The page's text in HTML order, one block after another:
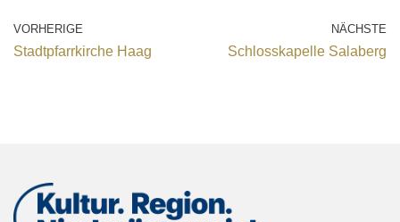
VORHERIGE
Stadtpfarrkirche Haag
NÄCHSTE
Schlosskapelle Salaberg